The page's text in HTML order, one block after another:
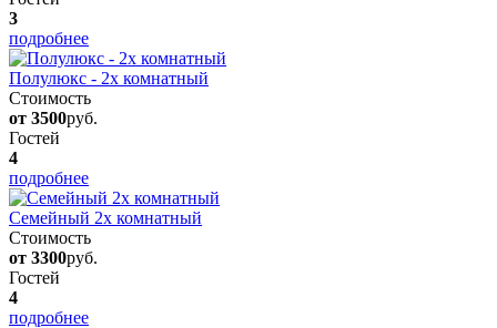
3
подробнее
Полулюкс - 2х комнатный
Стоимость
от 3500руб.
Гостей
4
подробнее
Семейный 2х комнатный
Стоимость
от 3300руб.
Гостей
4
подробнее